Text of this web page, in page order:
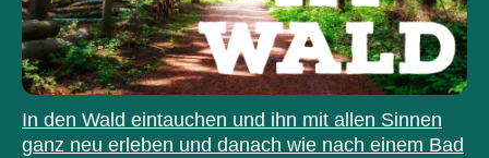
In den Wald eintauchen und ihn mit allen Sinnen
ganz neu erleben und danach wie nach einem Bad